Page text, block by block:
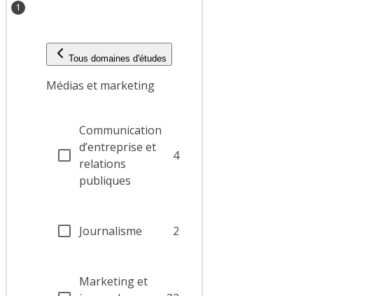
1
Tous domaines d'études
Médias et marketing
Communication
d’entreprise et
relations
publiques
4
Journalisme 2
Marketing et